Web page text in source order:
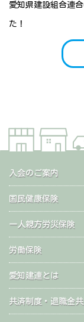
愛知県建設組合連
た！
入会のご案内
国民健康保険
一人親方労災保険
労働保険
愛知建連とは
共済制度・退職金